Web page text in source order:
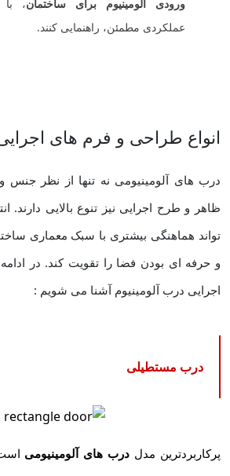
ورودی آلومینیوم برای ساختمان،
عملکردی مطمئن، راهنمایی کنند.
انواع طراحی و فرم ‌های
درب ‌های آلومینیومی نه تنها از نظر جنس
ظاهر و طرح اجرایی نیز تنوع بالایی
‌تواند هماهنگی بیشتری با سبک معماری
و حرفه ‌ای بودن فضا را تقویت کند. در
اجرایی درب آلومینیوم آشنا می ‌شویم :
درب مستطیلی
پرکاربردترین مدل درب‌ های آلومینیومی